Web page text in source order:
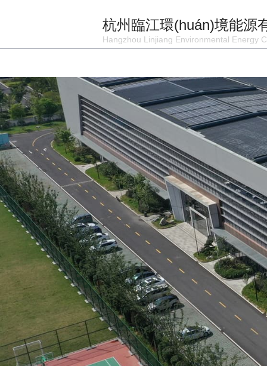
杭州臨江環(huán)境能源
Hangzhou Linjiang Environmental Energy